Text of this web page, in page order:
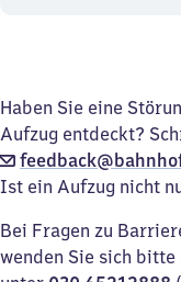
Haben Sie eine
Aufzug entdeckt?
Ist ein Aufzug nicht
Bei Fragen zu
wenden Sie sich